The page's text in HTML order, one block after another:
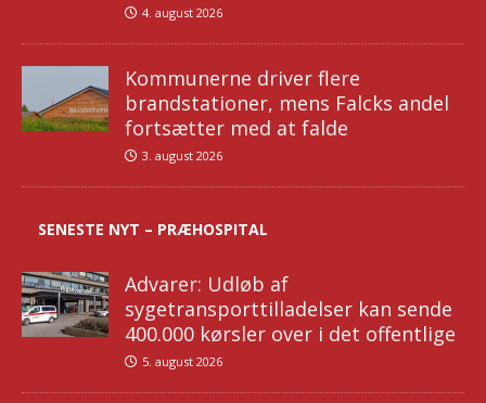
4. august 2026
Kommunerne driver flere
brandstationer, mens Falcks andel
fortsætter med at falde
3. august 2026
SENESTE NYT – PRÆHOSPITAL
Advarer: Udløb af
sygetransporttilladelser kan sende
400.000 kørsler over i det offentlige
5. august 2026